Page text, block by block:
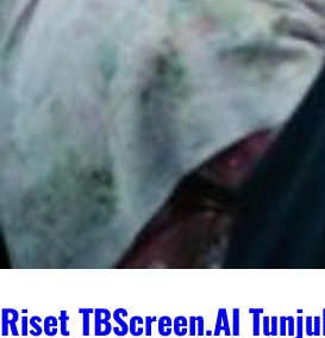
Riset TBScreen.AI